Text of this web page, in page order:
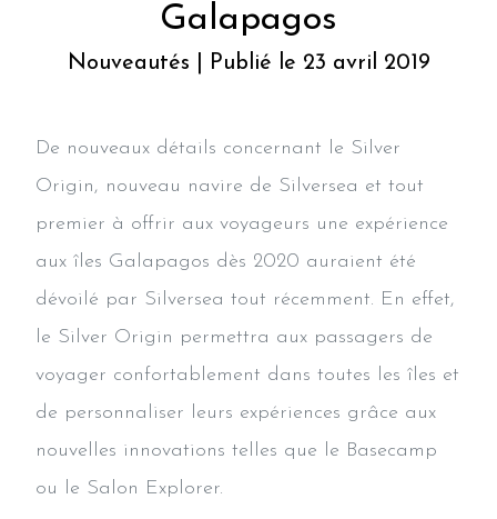
Galapagos
Nouveautés | Publié le 23 avril 2019
De nouveaux détails concernant le Silver
Origin, nouveau navire de Silversea et tout
premier à offrir aux voyageurs une expérience
aux îles Galapagos dès 2020 auraient été
dévoilé par Silversea tout récemment. En effet,
le Silver Origin permettra aux passagers de
voyager confortablement dans toutes les îles et
de personnaliser leurs expériences grâce aux
nouvelles innovations telles que le Basecamp
ou le Salon Explorer.